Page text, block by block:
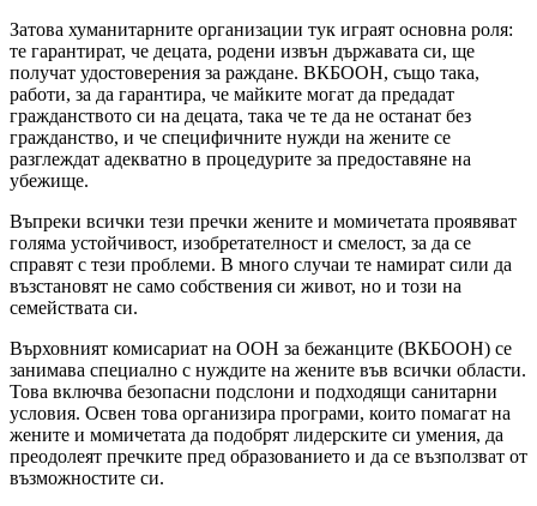
Затова хуманитарните организации тук играят основна роля:
те гарантират, че децата, родени извън държавата си, ще
получат удостоверения за раждане. ВКБООН, също така,
работи, за да гарантира, че майките могат да предадат
гражданството си на децата, така че те да не останат без
гражданство, и че специфичните нужди на жените се
разглеждат адекватно в процедурите за предоставяне на
убежище.
Въпреки всички тези пречки жените и момичетата проявяват
голяма устойчивост, изобретателност и смелост, за да се
справят с тези проблеми. В много случаи те намират сили да
възстановят не само собствения си живот, но и този на
семействата си.
Върховният комисариат на ООН за бежанците (ВКБООН) се
занимава специално с нуждите на жените във всички области.
Това включва безопасни подслони и подходящи санитарни
условия. Освен това организира програми, които помагат на
жените и момичетата да подобрят лидерските си умения, да
преодолеят пречките пред образованието и да се възползват от
възможностите си.